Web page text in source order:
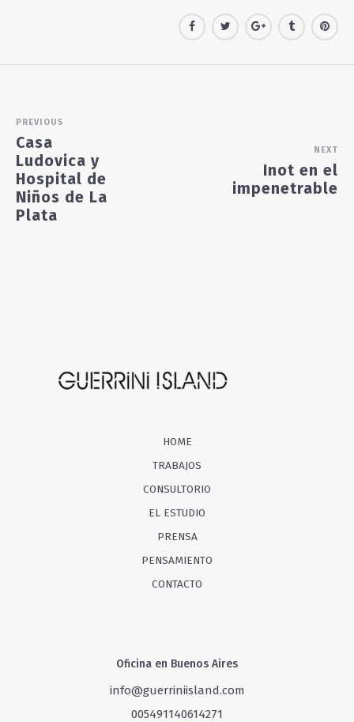
PREVIOUS
Casa
Ludovica y
Hospital de
Niños de La
Plata
NEXT
Inot en el
impenetrable
HOME
TRABAJOS
CONSULTORIO
EL ESTUDIO
PRENSA
PENSAMIENTO
CONTACTO
Oficina en Buenos Aires
info@guerriniisland.com
005491140614271